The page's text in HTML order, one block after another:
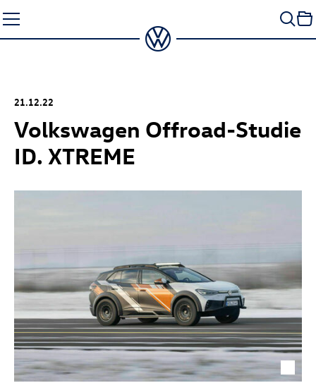
Seiteninhalt
springen
21.12.22
Volkswagen Offroad-Studie
ID. XTREME